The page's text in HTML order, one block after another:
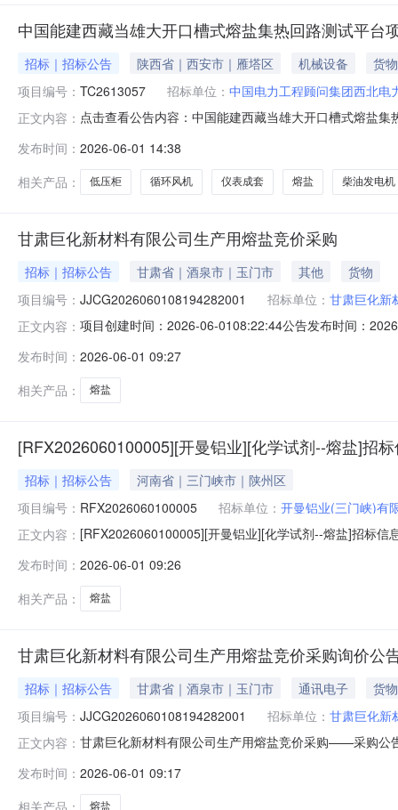
中国能建西藏当雄大开口槽式熔盐集热回路测试平台
招标｜招标公告 陕西省｜西安市｜雁塔区 机械设备
货物
项目编号： TC2613057 招标单位： 中国电力工程顾问集团西北电
正文内容： 点击查看公告内容：中国能建西藏当雄大开口槽式熔盐
发布时间： 2026-06-01 14:38
相关产品：
低压柜 循环风机 仪表成套 熔盐 柴油发电机
甘肃巨化新材料有限公司生产用熔盐竞价采购
招标｜招标公告 甘肃省｜酒泉市｜玉门市 其他
货物
项目编号： JJCG2026060108194282001 招标单位： 甘肃巨化新
正文内容： 项目创建时间：2026-06-0108:22:44公告发布时间：
价采购五、投标人资格要求：1.基本资格要求：1.1投标
发布时间： 2026-06-01 09:27
相关产品：
熔盐
[RFX2026060100005][开曼铝业][化学试剂--熔盐]招
招标｜招标公告
河南省｜三门峡市｜陕州区
项目编号： RFX2026060100005 招标单位： 开曼铝业(三门峡)有
正文内容： [RFX2026060100005][开曼铝业][化学试剂--熔盐]招标
denghao@kmlygroup.com采购需求行号物料编码物料名
发布时间： 2026-06-01 09:26
相关产品：
熔盐
甘肃巨化新材料有限公司生产用熔盐竞价采购询价公
招标｜招标公告 甘肃省｜酒泉市｜玉门市 通讯电子
货物
项目编号： JJCG2026060108194282001 招标单位： 甘肃巨化新
正文内容： 甘肃巨化新材料有限公司生产用熔盐竞价采购——采购公
执行人、重大税收违法案件当事人名单。1.2单位负责人
发布时间： 2026-06-01 09:17
相关产品：
熔盐